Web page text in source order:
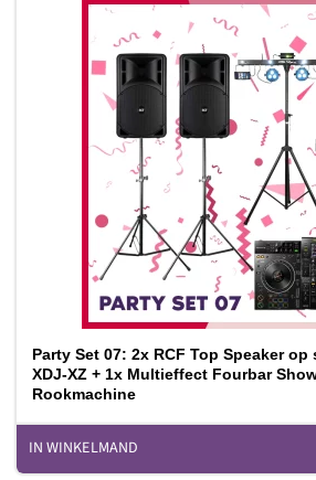
Party Set 07: 2x RCF Top Speaker
XDJ-XZ + 1x Multieffect Fourbar
Rookmachine
IN WINKELMAND